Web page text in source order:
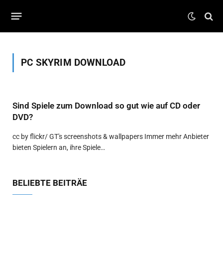
PC SKYRIM DOWNLOAD
Sind Spiele zum Download so gut wie auf CD oder
DVD?
cc by flickr/ GT's screenshots & wallpapers Immer mehr Anbieter
bieten Spielern an, ihre Spiele…
BELIEBTE BEITRÄE